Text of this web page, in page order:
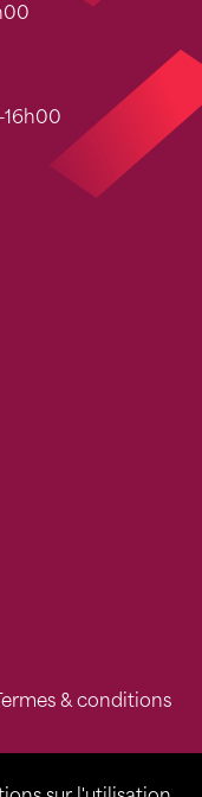
Termes & conditions